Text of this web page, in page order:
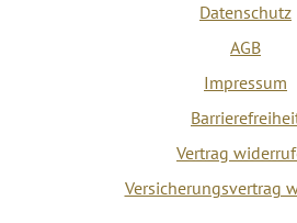
Datenschutz
AGB
Impressum
Vertrag
Versicherungsvertrag